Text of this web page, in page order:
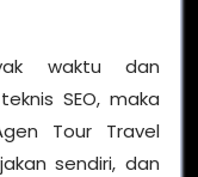
waktu dan
SEO, maka
Tour Travel
sendiri, dan